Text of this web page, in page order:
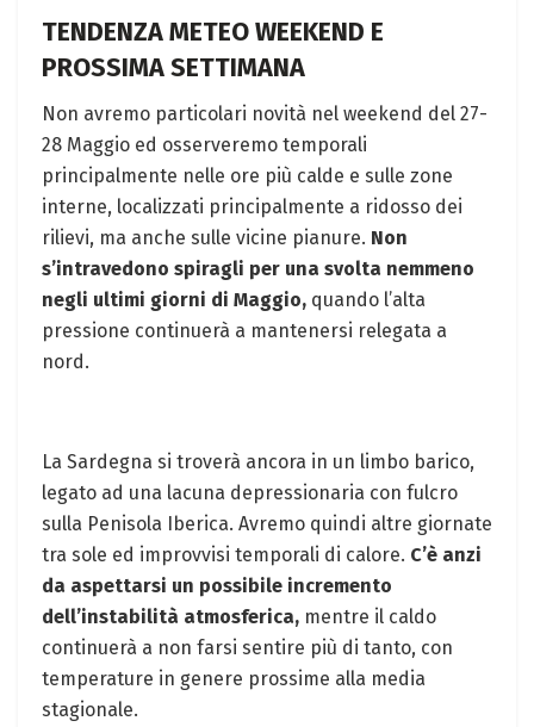
TENDENZA METEO WEEKEND E
PROSSIMA SETTIMANA
Non avremo particolari novità nel weekend del 27-
28 Maggio ed osserveremo temporali
principalmente nelle ore più calde e sulle zone
interne, localizzati principalmente a ridosso dei
rilievi, ma anche sulle vicine pianure. Non
s’intravedono spiragli per una svolta nemmeno
negli ultimi giorni di Maggio, quando l’alta
pressione continuerà a mantenersi relegata a
nord.
La Sardegna si troverà ancora in un limbo barico,
legato ad una lacuna depressionaria con fulcro
sulla Penisola Iberica. Avremo quindi altre giornate
tra sole ed improvvisi temporali di calore. C’è anzi
da aspettarsi un possibile incremento
dell’instabilità atmosferica, mentre il caldo
continuerà a non farsi sentire più di tanto, con
temperature in genere prossime alla media
stagionale.